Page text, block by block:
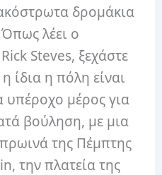
δρομάκια
Όπως λέει ο
Steves, ξεχάστε
ίδια η πόλη είναι
υπέροχο μέρος για
βούληση, με μια
της Πέμπτης
την πλατεία της